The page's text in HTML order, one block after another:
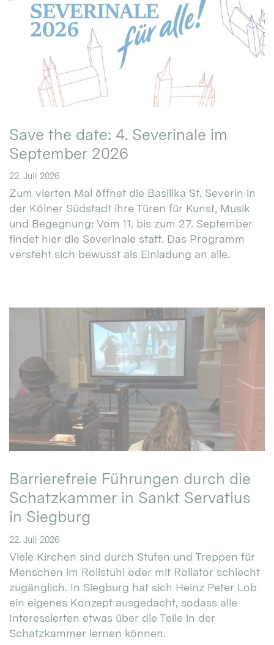
Save the date: 4. Severinale im
September 2026
22. Juli 2026
Zum vierten Mal öffnet die Basilika St. Severin in
der Kölner Südstadt ihre Türen für Kunst, Musik
und Begegnung: Vom 11. bis zum 27. September
findet hier die Severinale statt. Das Programm
versteht sich bewusst als Einladung an alle.
Barrierefreie Führungen durch die
Schatzkammer in Sankt Servatius
in Siegburg
22. Juli 2026
Viele Kirchen sind durch Stufen und Treppen für
Menschen im Rollstuhl oder mit Rollator schlecht
zugänglich. In Siegburg hat sich Heinz Peter Lob
ein eigenes Konzept ausgedacht, sodass alle
Interessierten etwas über die Teile in der
Schatzkammer lernen können.